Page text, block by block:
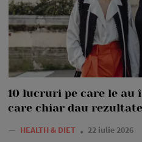
10 lucruri pe care le au
care chiar dau rezultate
— HEALTH & DIET 22 iulie 2026